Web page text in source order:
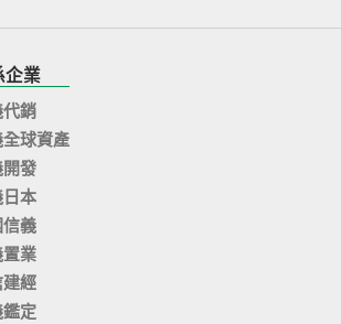
企業
銷
球資產
發
本
信義
業
建經
定